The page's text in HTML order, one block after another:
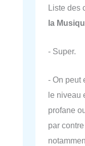
Liste des
la
- Super.
- On peut
le niveau
profane
par